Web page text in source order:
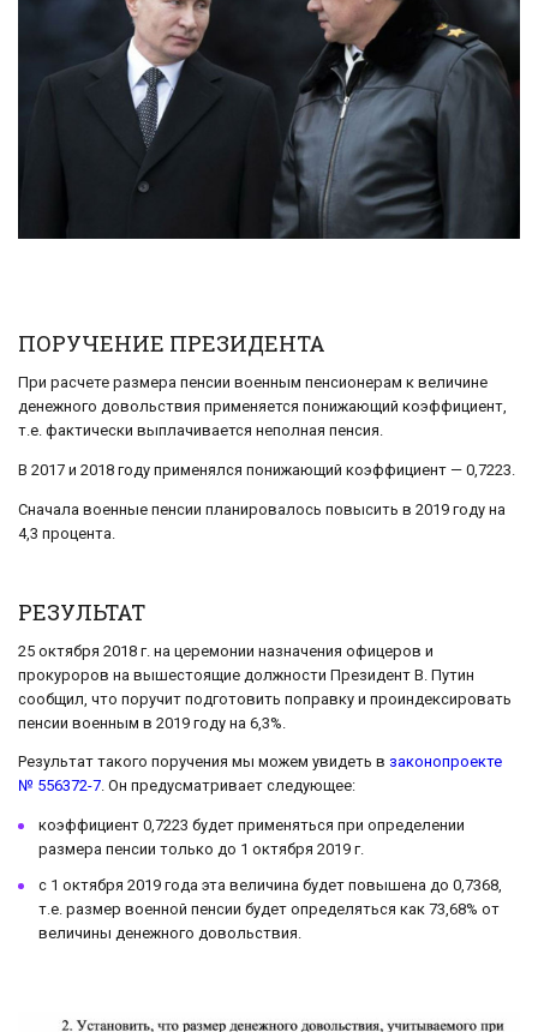
ПОРУЧЕНИЕ ПРЕЗИДЕНТА
При расчете размера пенсии военным пенсионерам к величине
денежного довольствия применяется понижающий коэффициент,
т.е. фактически выплачивается неполная пенсия.
В 2017 и 2018 году применялся понижающий коэффициент — 0,7223.
Сначала военные пенсии планировалось повысить в 2019 году на
4,3 процента.
РЕЗУЛЬТАТ
25 октября 2018 г. на церемонии назначения офицеров и
прокуроров на вышестоящие должности Президент В. Путин
сообщил, что поручит подготовить поправку и проиндексировать
пенсии военным в 2019 году на 6,3%.
Результат такого поручения мы можем увидеть в законопроекте
№ 556372-7. Он предусматривает следующее:
коэффициент 0,7223 будет применяться при определении
размера пенсии только до 1 октября 2019 г.
с 1 октября 2019 года эта величина будет повышена до 0,7368,
т.е. размер военной пенсии будет определяться как 73,68% от
величины денежного довольствия.